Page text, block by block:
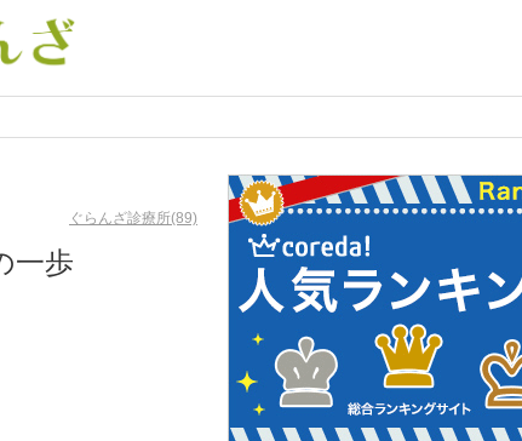
ぐらんざ診療所(89)
一歩